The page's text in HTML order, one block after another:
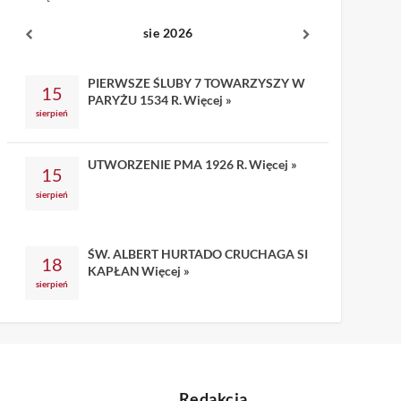
sie 2026
15
sierpień
PIERWSZE ŚLUBY 7 TOWARZYSZY W
PARYŻU 1534 R.Więcej »
15
sierpień
UTWORZENIE PMA 1926 R.Więcej »
18
sierpień
ŚW. ALBERT HURTADO CRUCHAGA SI
KAPŁANWięcej »